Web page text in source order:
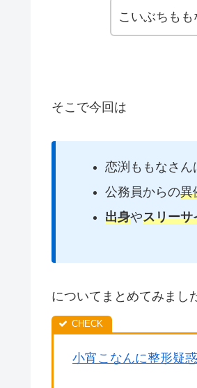
こいぶちも
そこで今回は
恋渕ももなさん
公務員からの異
出身やスリーサ
についてまとめてみまし
小宵こなんに整形疑